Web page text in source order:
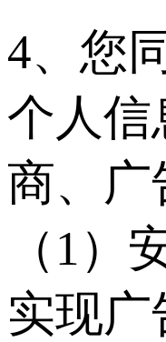
4、您
个人信
商、广
（1
实现